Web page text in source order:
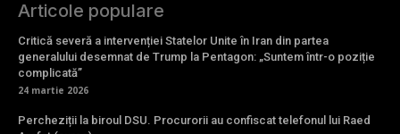
Ce influență are Ceuta în migrarea către
Europa: examinarea unei crize fără
sfârșit.
3 august 2026